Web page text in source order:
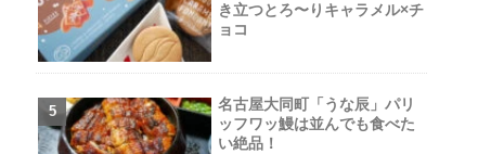
き立つとろ〜りキャラメル×チ
ョコ
名古屋大同町「うな辰」パリ
ッフワッ鰻は並んでも食べた
い絶品！